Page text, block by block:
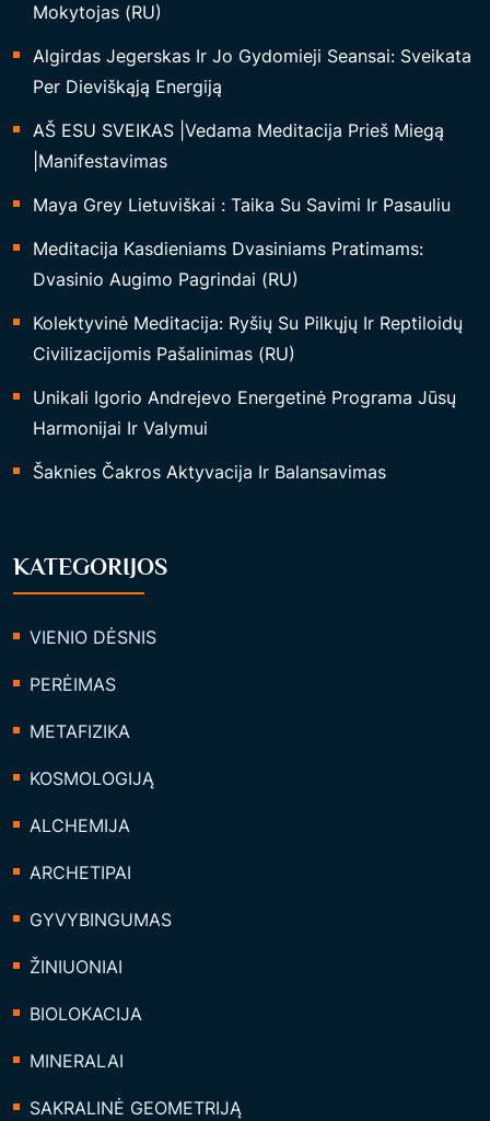
Mokytojas (RU)
Algirdas Jegerskas Ir Jo Gydomieji Seansai: Sveikata
Per Dieviškąją Energiją
AŠ ESU SVEIKAS |Vedama Meditacija Prieš Miegą
|Manifestavimas
Maya Grey Lietuviškai : Taika Su Savimi Ir Pasauliu
Meditacija Kasdieniams Dvasiniams Pratimams:
Dvasinio Augimo Pagrindai (RU)
Kolektyvinė Meditacija: Ryšių Su Pilkųjų Ir Reptiloidų
Civilizacijomis Pašalinimas (RU)
Unikali Igorio Andrejevo Energetinė Programa Jūsų
Harmonijai Ir Valymui
Šaknies Čakros Aktyvacija Ir Balansavimas
KATEGORIJOS
VIENIO DĖSNIS
PERĖIMAS
METAFIZIKA
KOSMOLOGIJĄ
ALCHEMIJA
ARCHETIPAI
GYVYBINGUMAS
ŽINIUONIAI
BIOLOKACIJA
MINERALAI
SAKRALINĖ GEOMETRIJĄ